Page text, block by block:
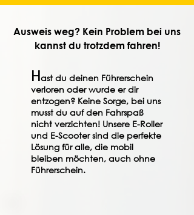
価格
CHF 5,389.00
カートに追加する
価格
CHF 3,999.00
カートに追加する
価格
CHF 899.00
カートに追加する
価格
CHF 8,690.00
カートに追加する
価格
CHF 1,099.00
カートに追加する
価格
CHF 3,300.00
カートに追加する
価格
CHF 4,499.00
カートに追加する
Offroad
価格
CHF 3,999.00
カートに追加する
通常価格
CHF 980.00セール価格
CHF 833.00
カートに追加する
価格
CHF 4,890.00
カートに追加する
価格
CHF 4,800.00
カートに追加する
価格
CHF 3,690.00
カートに追加する
価格
CHF 2,950.00
カートに追加する
価格
CHF 4,800.00
カートに追加する
通常価格
CHF 5,999.00セール価格
CHF 4,999.00
カートに追加する
通常価格
CHF 5,800.00セール価格
CHF 4,600.00
カートに追加する
価格
CHF 3,900.00
カートに追加する
価格
CHF 4,100.00
カートに追加する
価格
CHF 499.00
カートに追加する
通常価格
CHF 2,800.00セール価格
CHF 2,400.00
カートに追加する
通常価格
CHF 3,100.00セール価格
CHF 2,800.00
カートに追加する
通常価格
CHF 7,999.00セール価格
CHF 6,999.00
カートに追加する
価格
CHF 990.00
カートに追加する
価格
CHF 3,650.00
カートに追加する
通常価格
CHF 3,400.00セール価格
CHF 2,890.00
カートに追加する
通常価格
CHF 4,300.00セール価格
CHF 3,655.00
カートに追加する
価格
CHF 600.00
カートに追加する
価格
CHF 900.00
カートに追加する
通常価格
CHF 1,200.00 セール価格
CHF 999.00
カートに追加する
Ausweis weg? Kein Problem bei uns
kannst du trotzdem fahren!
Hast du deinen Führerschein
verloren oder wurde er dir
entzogen? Keine Sorge, bei uns
musst du auf den Fahrspaß
nicht verzichten! Unsere E-Roller
und E-Scooter sind die perfekte
Lösung für alle, die mobil
bleiben möchten, auch ohne
Führerschein.